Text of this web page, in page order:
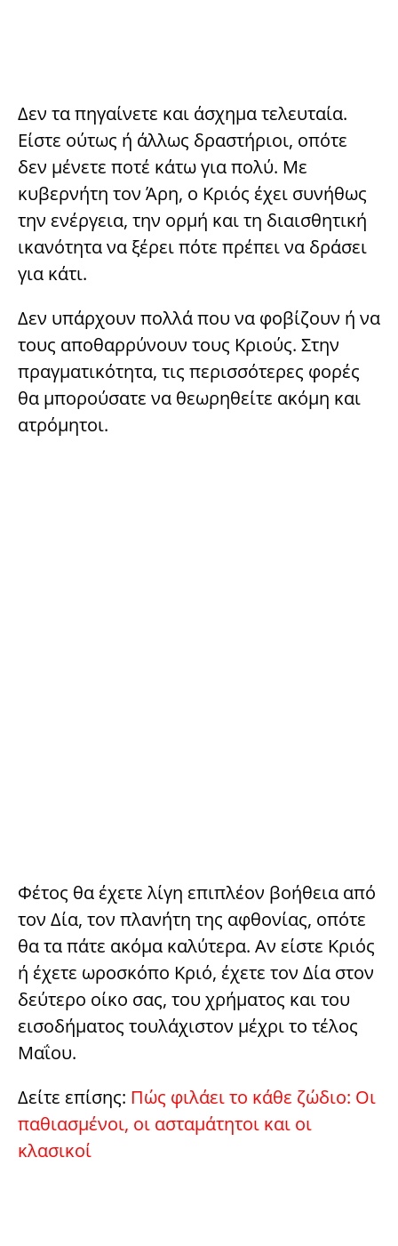
Δεν τα πηγαίνετε και άσχημα τελευταία.
Είστε ούτως ή άλλως δραστήριοι, οπότε
δεν μένετε ποτέ κάτω για πολύ. Με
κυβερνήτη τον Άρη, ο Κριός έχει συνήθως
την ενέργεια, την ορμή και τη διαισθητική
ικανότητα να ξέρει πότε πρέπει να δράσει
για κάτι.
Δεν υπάρχουν πολλά που να φοβίζουν ή να
τους αποθαρρύνουν τους Κριούς. Στην
πραγματικότητα, τις περισσότερες φορές
θα μπορούσατε να θεωρηθείτε ακόμη και
ατρόμητοι.
Φέτος θα έχετε λίγη επιπλέον βοήθεια από
τον Δία, τον πλανήτη της αφθονίας, οπότε
θα τα πάτε ακόμα καλύτερα. Αν είστε Κριός
ή έχετε ωροσκόπο Κριό, έχετε τον Δία στον
δεύτερο οίκο σας, του χρήματος και του
εισοδήματος τουλάχιστον μέχρι το τέλος
Μαΐου.
Δείτε επίσης: Πώς φιλάει το κάθε ζώδιο: Οι
παθιασμένοι, οι ασταμάτητοι και οι
κλασικοί